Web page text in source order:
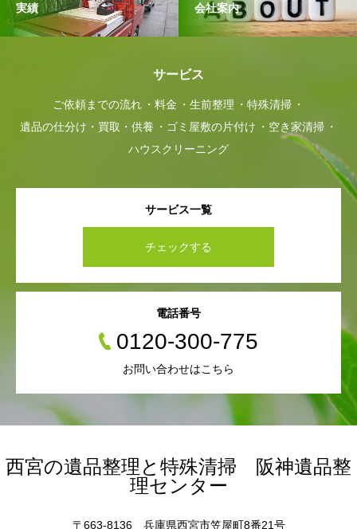
実績 会社案内
サービス
ご依頼までの流れ 料金 生前整理
特殊清掃
遺品の仕分け・買取・供養
ゴミ屋敷の片付け
空き家清掃
ハウスクリーニング
サービス一覧
チェックする
電話番号
0120-300-775
お問い合わせはこちら
西宮の遺品整理と特殊清掃 阪神遺品整
理センター
〒663-8136 兵庫県西宮市笠屋町8番21号